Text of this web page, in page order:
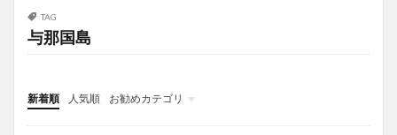
TAG
与那国島
新着順 人気順
お勧めカテゴリ
投稿
学び
マンガ
電子書籍